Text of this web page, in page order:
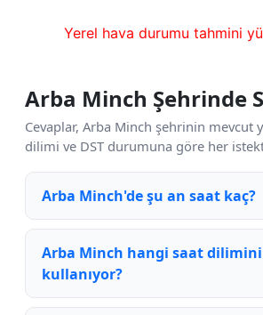
Yerel hava durumu tahmini
Arba Minch Şehrinde
Cevaplar, Arba Minch şehrinin mevcut
dilimi ve DST durumuna göre her
Arba Minch'de şu an saat kaç?
Arba Minch hangi saat dilimini
kullanıyor?